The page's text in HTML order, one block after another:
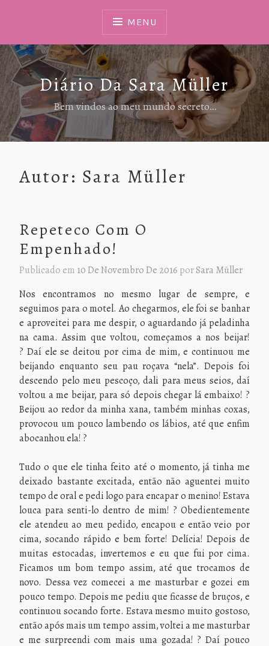
MENU
Diário Da Sara Müller
Bem vindos ao meu mundo secreto…
Autor: Sara Müller
Repeteco Com O
Empenhado!
Publicado em 10 De Novembro De 2016 porSara Müller
Nos encontramos no mesmo lugar de sempre, e
seguimos para o motel. Ao chegarmos, ele foi se banhar
e aproveitei para me despir, o aguardando já peladinha
na cama.Assim que voltou, começamos a nos beijar!
? Daí ele se deitou por cima de mim, e continuou me
beijando enquanto seu pau roçava “nela”. Depois foi
descendo pelo meu pescoço, dali para meus seios, daí
voltou a me beijar, para só depois chegar lá embaixo! ?
Beijou ao redor da minha xana, também minhas coxas,
provocou um pouco lambendo os lábios, até que enfim
abocanhou ela! ?
Tudo o que ele tinha feito até o momento, já tinha me
deixado bastante excitada, então não aguentei muito
tempo de oral e pedi logo para encapar o menino! Estava
louca para senti-lo dentro de mim! ? Obedientemente
ele atendeu ao meu pedido, encapou e então veio por
cima, socando rápido e bem forte! Delícia! Depois de
muitas estocadas, invertemos e eu que fui por cima.
Ficamos um bom tempo assim, até que trocamos de
novo. Dessa vez comecei a me masturbar e gozei em
pouco tempo. Depois me pediu que ficasse de bruços, e
continuou socando forte. Estava mesmo muito gostoso,
então após mais um tempo assim, voltei a me masturbar
e me surpreendi com mais uma gozada! ? Daí pouco